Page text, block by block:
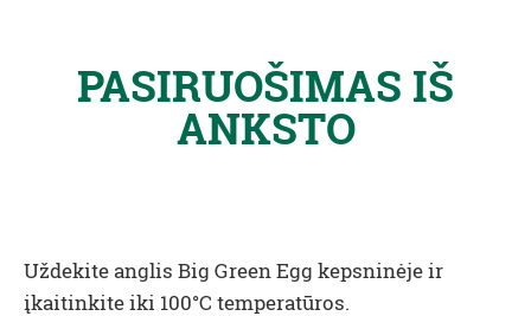
PASIRUOŠIMAS IŠ
ANKSTO
Uždekite anglis Big Green Egg kepsninėje ir
įkaitinkite iki 100°C temperatūros.